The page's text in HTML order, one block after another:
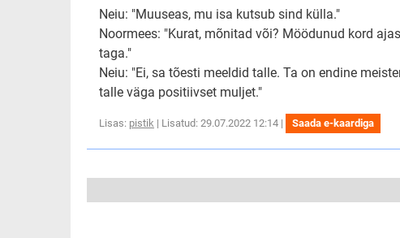
Neiu: "Muuseas, mu isa kutsub sind külla."
Noormees: "Kurat, mõnitad või? Möödunud kord
taga."
Neiu: "Ei, sa tõesti meeldid talle. Ta on endine
talle väga positiivset muljet."
Lisas: pistik | Lisatud: 29.07.2022 12:14 | Saada e-kaardiga